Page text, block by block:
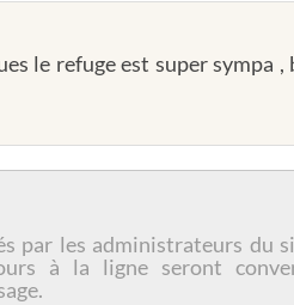
le refuge est super sympa ,
par les administrateurs du
à la ligne seront